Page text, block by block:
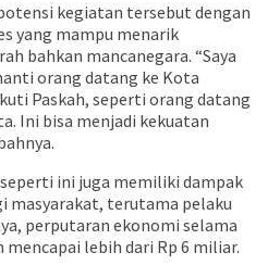
kegiatan tersebut dengan
yang mampu menarik
bahkan mancanegara. “Saya
orang datang ke Kota
Paskah, seperti orang datang
Ini bisa menjadi kekuatan
ini juga memiliki dampak
masyarakat, terutama pelaku
perputaran ekonomi selama
lebih dari Rp 6 miliar.